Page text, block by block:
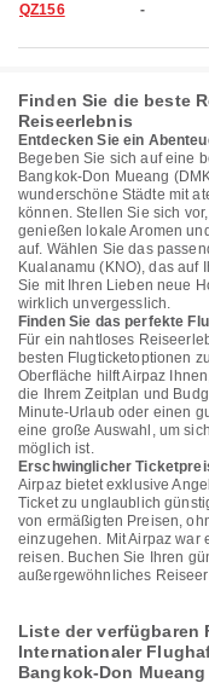
QZ156 -
Finden Sie die beste
Reiseerlebnis
Entdecken Sie ein
Begeben Sie sich auf eine
Bangkok-Don Mueang
wunderschöne Städte mit
können. Stellen Sie sich
genießen lokale Aromen
auf. Wählen Sie das
Kualanamu (KNO), das auf
Sie mit Ihren Lieben neue
wirklich unvergesslich.
Finden Sie das perfekte
Für ein nahtloses
besten Flugticketoptionen
Oberfläche hilft Airpaz
die Ihrem Zeitplan und
Minute-Urlaub oder einen
eine große Auswahl, um
möglich ist.
Erschwinglicher
Airpaz bietet exklusive
Ticket zu unglaublich
von ermäßigten Preisen,
einzugehen. Mit Airpaz war
reisen. Buchen Sie Ihren
außergewöhnliches
Liste der verfügbaren
Internationaler
Bangkok-Don Mueang